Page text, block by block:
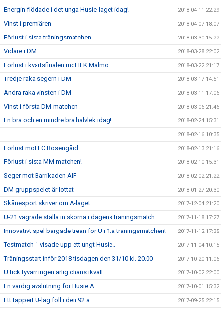
Energin flödade i det unga Husie-laget idag! 2018-04-11 22:29
Vinst i premiären 2018-04-07 18:07
Förlust i sista träningsmatchen 2018-03-30 15:22
Vidare i DM 2018-03-28 22:02
Förlust i kvartsfinalen mot IFK Malmö 2018-03-22 21:17
Tredje raka segern i DM 2018-03-17 14:51
Andra raka vinsten i DM 2018-03-11 17:06
Vinst i första DM-matchen 2018-03-06 21:46
En bra och en mindre bra halvlek idag! 2018-02-24 15:31
2018-02-16 10:35
Förlust mot FC Rosengård 2018-02-13 21:16
Förlust i sista MM matchen! 2018-02-10 15:31
Seger mot Barrikaden AIF 2018-02-02 21:22
DM gruppspelet är lottat 2018-01-27 20:30
Skånesport skriver om A-laget 2017-12-04 21:20
U-21 vägrade ställa in skorna i dagens träningsmatch.. 2017-11-18 17:27
Innovativt spel bärgade trean för U i 1:a träningsmatchen! 2017-11-12 17:35
Testmatch 1 visade upp ett ungt Husie.. 2017-11-04 10:15
Träningsstart inför 2018 tisdagen den 31/10 kl. 20.00 2017-10-20 11:06
U fick tyvärr ingen ärlig chans ikväll.. 2017-10-02 22:00
En värdig avslutning för Husie A.. 2017-10-01 15:32
Ett tappert U-lag föll i den 92:a.. 2017-09-25 22:15